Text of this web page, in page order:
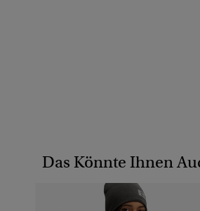
Das Könnte Ihnen